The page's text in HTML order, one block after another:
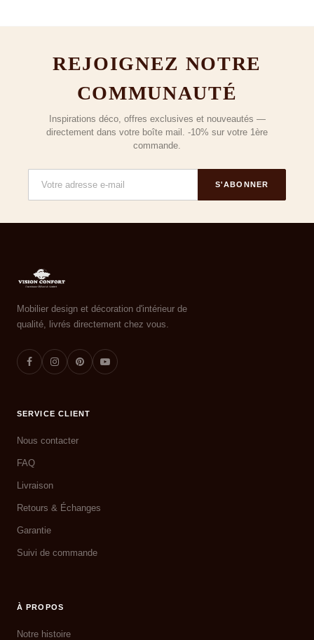
REJOIGNEZ NOTRE
COMMUNAUTÉ
Inspirations déco, offres exclusives et nouveautés —
directement dans votre boîte mail. -10% sur votre 1ère
commande.
S'ABONNER
Mobilier design et décoration d'intérieur de
qualité, livrés directement chez vous.
SERVICE CLIENT
Nous contacter
FAQ
Livraison
Retours & Échanges
Garantie
Suivi de commande
À PROPOS
Notre histoire